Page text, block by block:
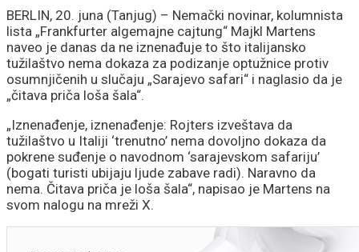
BERLIN, 20. juna (Tanjug) – Nemački novinar, kolumnista
lista „Frankfurter algemajne cajtung“ Majkl Martens
naveo je danas da ne iznenađuje to što italijansko
tužilaštvo nema dokaza za podizanje optužnice protiv
osumnjičenih u slučaju „Sarajevo safari“ i naglasio da je
„čitava priča loša šala“.
„Iznenađenje, iznenađenje: Rojters izveštava da
tužilaštvo u Italiji ‘trenutno’ nema dovoljno dokaza da
pokrene suđenje o navodnom ‘sarajevskom safariju’
(bogati turisti ubijaju ljude zabave radi). Naravno da
nema. Čitava priča je loša šala“, napisao je Martens na
svom nalogu na mreži X.